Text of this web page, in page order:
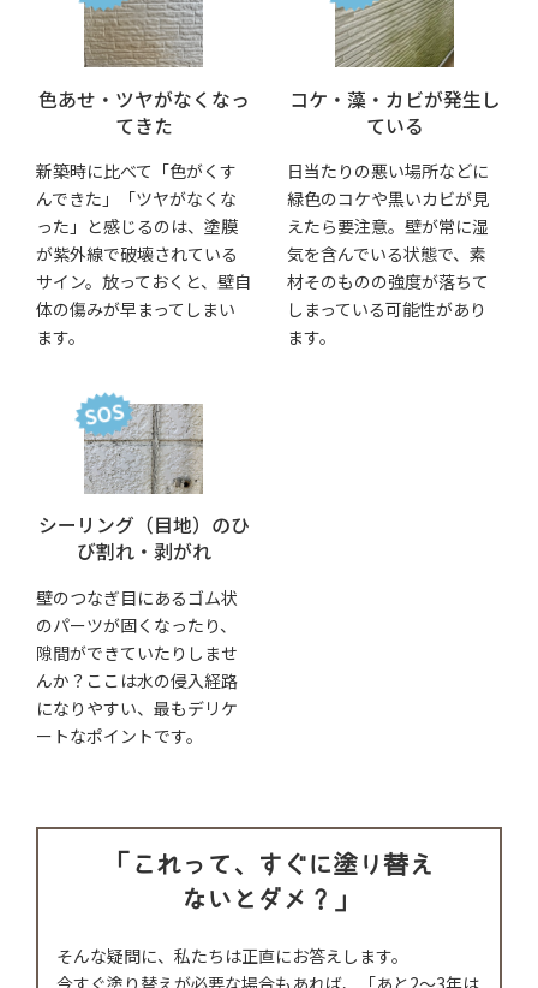
色あせ・ツヤがなくなっ
てきた
新築時に比べて「色がくす
んできた」「ツヤがなくな
った」と感じるのは、塗膜
が紫外線で破壊されている
サイン。放っておくと、壁自
体の傷みが早まってしまい
ます。
コケ・藻・カビが発生し
ている
日当たりの悪い場所などに
緑色のコケや黒いカビが見
えたら要注意。壁が常に湿
気を含んでいる状態で、素
材そのものの強度が落ちて
しまっている可能性があり
ます。
シーリング（目地）のひ
び割れ・剥がれ
壁のつなぎ目にあるゴム状
のパーツが固くなったり、
隙間ができていたりしませ
んか？ここは水の侵入経路
になりやすい、最もデリケ
ートなポイントです。
「これって、すぐに塗り替え
ないとダメ？」
そんな疑問に、私たちは正直にお答えします。
今すぐ塗り替えが必要な場合もあれば、「あと2〜3年は